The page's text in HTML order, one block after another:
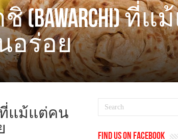
(Bawarchi) ที่แ
อร่อย
ที่แม้แต่คน
Find us on Facebook